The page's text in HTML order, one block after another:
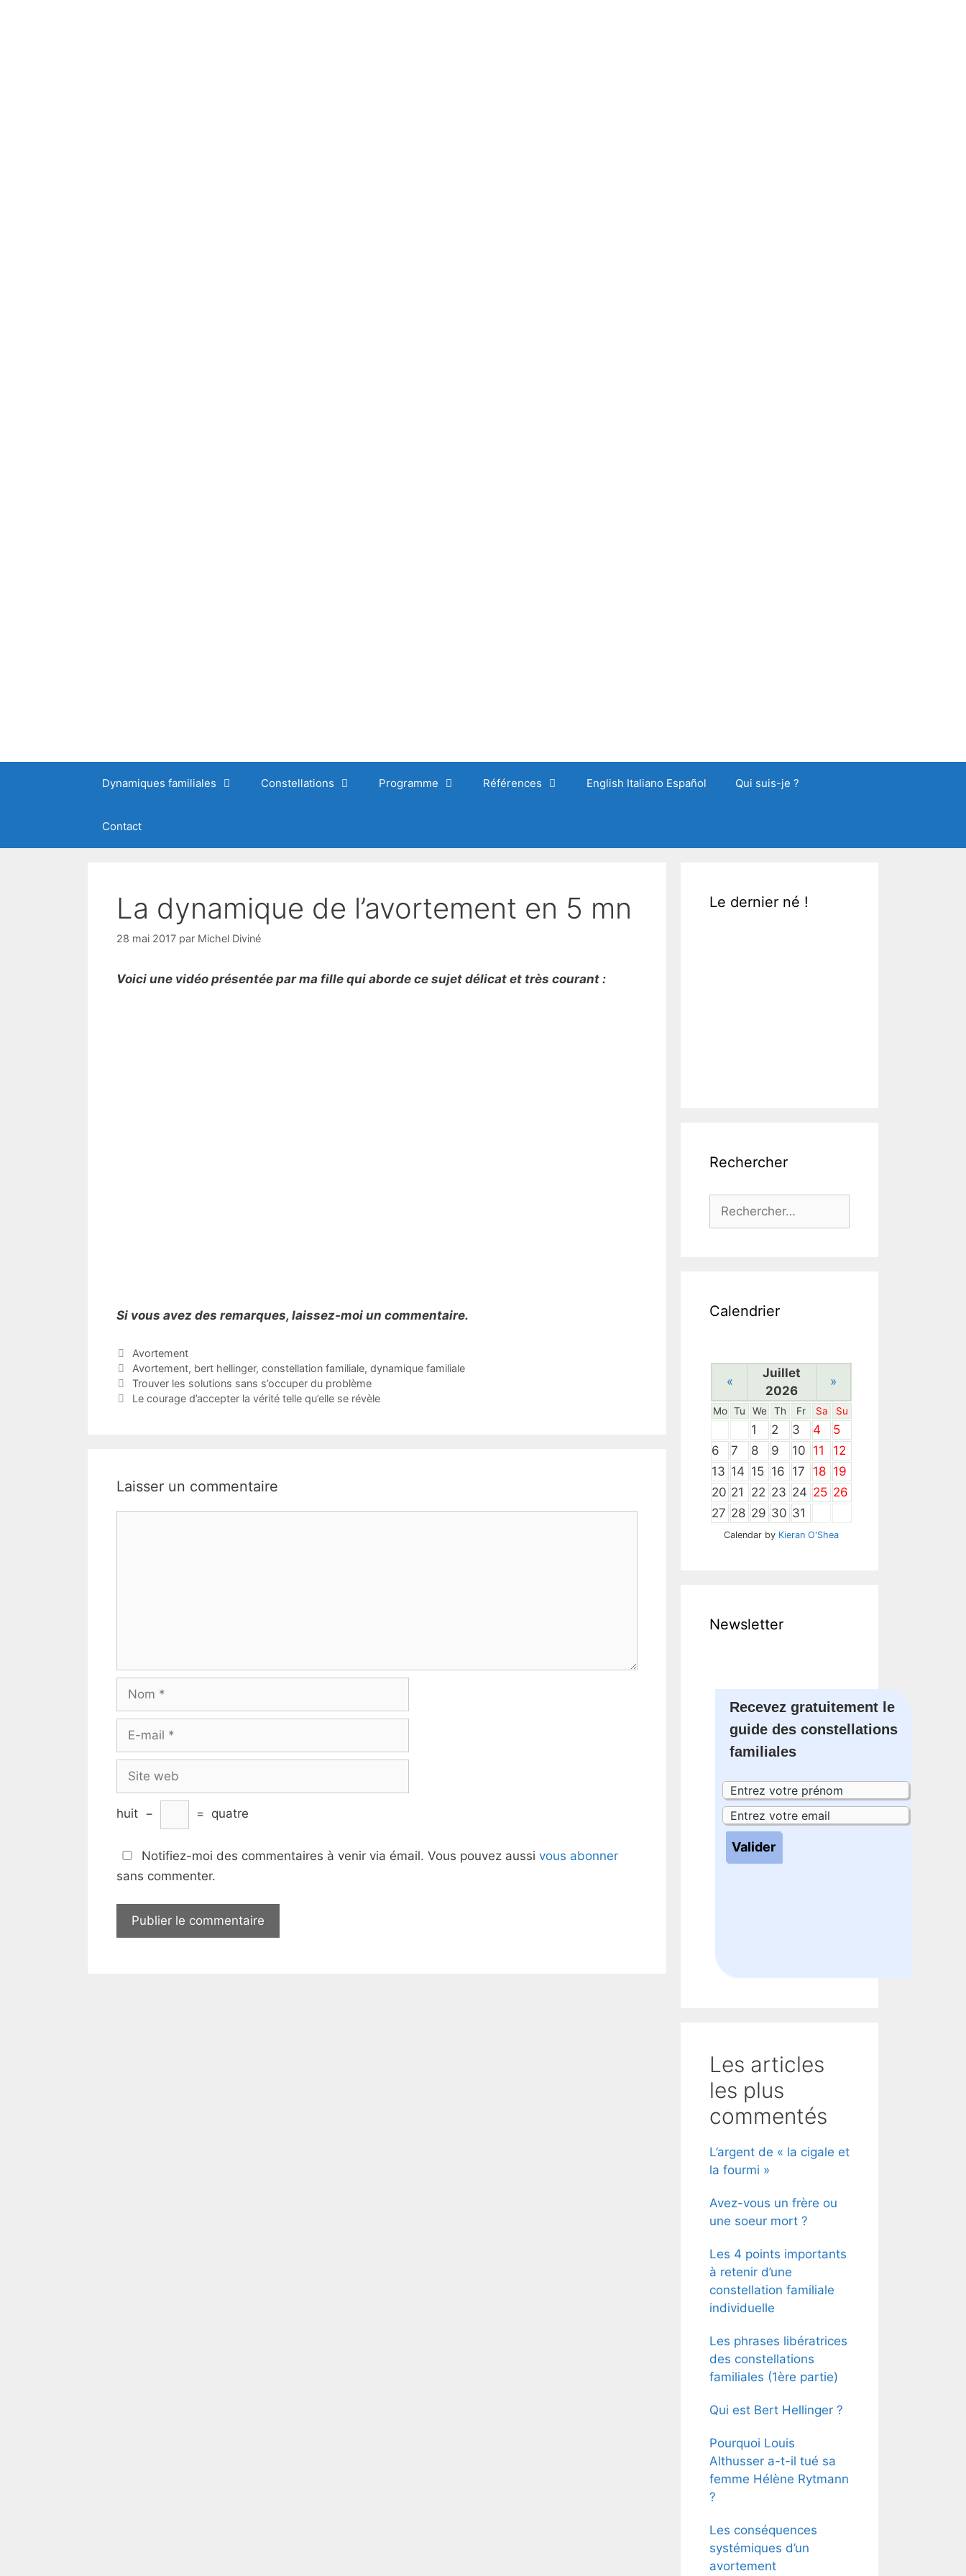
Dynamiques familiales Constellations Programme Références English Italiano Español Qui suis-je ?
Contact
La dynamique de l’avortement en 5 mn
28 mai 2017 par Michel Diviné
Voici une vidéo présentée par ma fille qui aborde ce sujet délicat et très courant :
Si vous avez des remarques, laissez-moi un commentaire.
Catégories
Avortement
Étiquettes
Avortement, bert hellinger, constellation familiale, dynamique familiale
Trouver les solutions sans s’occuper du problème
Le courage d’accepter la vérité telle qu’elle se révèle
Laisser un commentaire
mail
web
huit − = quatre
Notifiez-moi des commentaires à venir via émail. Vous pouvez aussi vous abonner
sans commenter.
Le dernier né !
Rechercher
Rechercher :
Calendrier
«
Juillet
2026
»
Mo Tu We Th Fr Sa Su
1 2 3 4
5
6
7 8 9 10 11
12
13 14 15 16 17 18 19
20 21 22 23 24 25 26
27 28 29 30 31
Calendar by Kieran O'Shea
Newsletter
Recevez gratuitement le
guide des constellations
familiales
Les articles
les plus
commentés
L’argent de « la cigale et
la fourmi »
Avez-vous un frère ou
une soeur mort ?
Les 4 points importants
à retenir d’une
constellation familiale
individuelle
Les phrases libératrices
des constellations
familiales (1ère partie)
Qui est Bert Hellinger ?
Pourquoi Louis
Althusser a-t-il tué sa
femme Hélène Rytmann
?
Les conséquences
systémiques d’un
avortement